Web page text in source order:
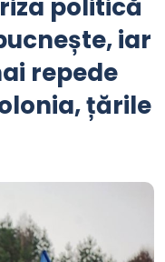
politică
iar
repede
țările